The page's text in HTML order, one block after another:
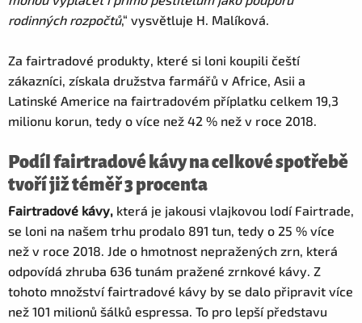
rodinných rozpočtů,“ vysvětluje H. Malíková.
Za fairtradové produkty, které si loni koupili čeští
zákazníci, získala družstva farmářů v Africe, Asii a
Latinské Americe na fairtradovém příplatku celkem 19,3
milionu korun, tedy o více než 42 % než v roce 2018.
Podíl fairtradové kávy na celkové spotřebě
tvoří již téměř 3 procenta
Fairtradové kávy, která je jakousi vlajkovou lodí Fairtrade,
se loni na našem trhu prodalo 891 tun, tedy o 25 % více
než v roce 2018. Jde o hmotnost nepražených zrn, která
odpovídá zhruba 636 tunám pražené zrnkové kávy. Z
tohoto množství fairtradové kávy by se dalo připravit více
než 101 milionů šálků espressa. To pro lepší představu